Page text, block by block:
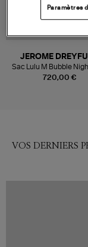
720,00 €
JEROME
Sac Lulu M Bubble
VOS DERNIERS
Paramètres